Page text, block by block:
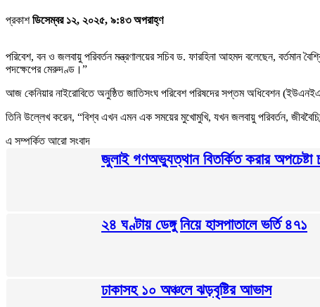
প্রকাশডিসেম্বর ১২, ২০২৫, ৯:৪৩ অপরাহ্ণ
পরিবেশ, বন ও জলবায়ু পরিবর্তন মন্ত্রণালয়ের সচিব ড. ফারহিনা আহমদ বলেছেন, বর্তমান
পদক্ষেপের মেরুদণ্ড।”
আজ কেনিয়ার নাইরোবিতে অনুষ্ঠিত জাতিসংঘ পরিবেশ পরিষদের সপ্তম অধিবেশন
তিনি উল্লেখ করেন, “বিশ্ব এখন এমন এক সময়ের মুখোমুখি, যখন জলবায়ু পরিবর্তন,
এ সম্পর্কিত আরো সংবাদ
জুলাই গণঅভ্যুত্থান বিতর্কিত করার অপচেষ্টা
২৪ ঘণ্টায় ডেঙ্গু নিয়ে হাসপাতালে ভর্তি ৪৭১
ঢাকাসহ ১০ অঞ্চলে ঝড়বৃষ্টির আভাস